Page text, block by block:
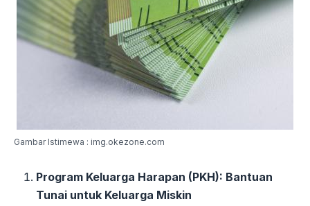
Gambar Istimewa : img.okezone.com
Program Keluarga Harapan (PKH): Bantuan
Tunai untuk Keluarga Miskin